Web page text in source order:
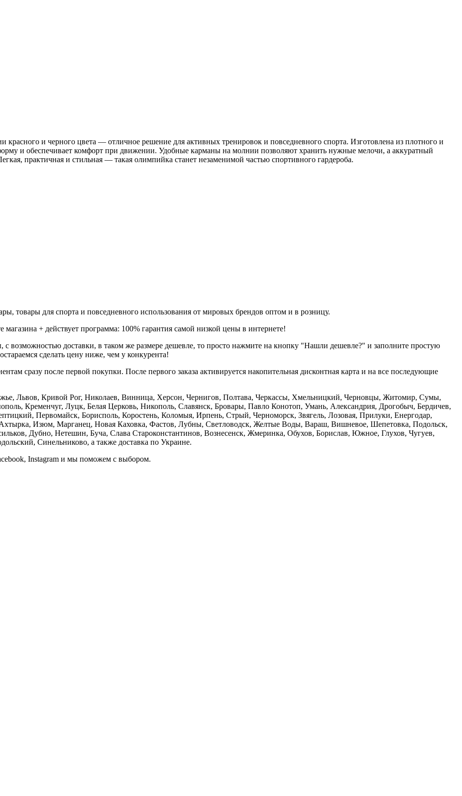
красного и черного цвета — отличное решение для активных тренировок и повседневного спорта. Изготовлена из плотного и
и обеспечивает комфорт при движении. Удобные карманы на молнии позволяют хранить нужные мелочи, а аккуратный
практичная и стильная — такая олимпийка станет незаменимой частью спортивного гардероба.
товары для спорта и повседневного использования от мировых брендов оптом и в розницу.
магазина + действует программа: 100% гарантия самой низкой цены в интернете!
возможностью доставки, в таком же размере дешевле, то просто нажмите на кнопку "Нашли дешевле?" и заполните простую
сделать цену ниже, чем у конкурента!
сразу после первой покупки. После первого заказа активируется накопительная дисконтная карта и на все последующие
Львов, Кривой Рог, Николаев, Винница, Херсон, Чернигов, Полтава, Черкассы, Хмельницкий, Черновцы, Житомир, Сумы,
Кременчуг, Луцк, Белая Церковь, Никополь, Славянск, Бровары, Павло Конотоп, Умань, Александрия, Дрогобыч, Бердичев,
Первомайск, Борисполь, Коростень, Коломыя, Ирпень, Стрый, Черноморск, Звягель, Лозовая, Прилуки, Енергодар,
Изюм, Марганец, Новая Каховка, Фастов, Лубны, Светловодск, Желтые Воды, Вараш, Вишневое, Шепетовка, Подольск,
Дубно, Нетешин, Буча, Слава Староконстантинов, Вознесенск, Жмеринка, Обухов, Борислав, Южное, Глухов, Чугуев,
Синельниково, а также доставка по Украине.
Instagram и мы поможем с выбором.